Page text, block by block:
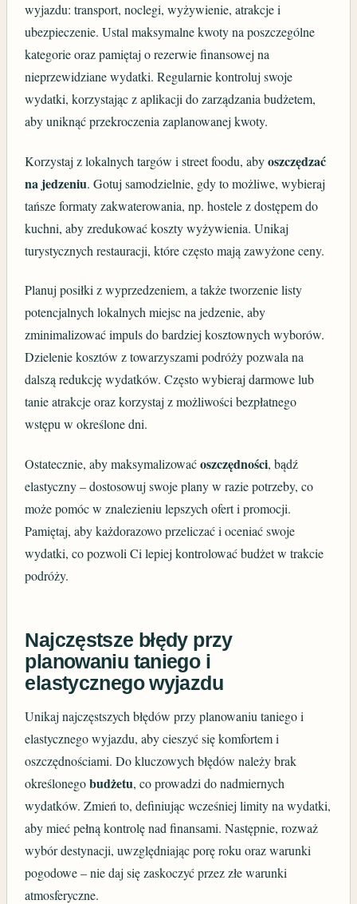
wyjazdu: transport, noclegi, wyżywienie, atrakcje i
ubezpieczenie. Ustal maksymalne kwoty na poszczególne
kategorie oraz pamiętaj o rezerwie finansowej na
nieprzewidziane wydatki. Regularnie kontroluj swoje
wydatki, korzystając z aplikacji do zarządzania budżetem,
aby uniknąć przekroczenia zaplanowanej kwoty.
Korzystaj z lokalnych targów i street foodu, abyoszczędzać
na jedzeniu. Gotuj samodzielnie, gdy to możliwe, wybieraj
tańsze formaty zakwaterowania, np. hostele z dostępem do
kuchni, aby zredukować koszty wyżywienia. Unikaj
turystycznych restauracji, które często mają zawyżone ceny.
Planuj posiłki z wyprzedzeniem, a także tworzenie listy
potencjalnych lokalnych miejsc na jedzenie, aby
zminimalizować impuls do bardziej kosztownych wyborów.
Dzielenie kosztów z towarzyszami podróży pozwala na
dalszą redukcję wydatków. Często wybieraj darmowe lub
tanie atrakcje oraz korzystaj z możliwości bezpłatnego
wstępu w określone dni.
Ostatecznie, aby maksymalizowaćoszczędności, bądź
elastyczny – dostosowuj swoje plany w razie potrzeby, co
może pomóc w znalezieniu lepszych ofert i promocji.
Pamiętaj, aby każdorazowo przeliczać i oceniać swoje
wydatki, co pozwoli Ci lepiej kontrolować budżet w trakcie
podróży.
Najczęstsze błędy przy
planowaniu taniego i
elastycznego wyjazdu
Unikaj najczęstszych błędów przy planowaniu taniego i
elastycznego wyjazdu, aby cieszyć się komfortem i
oszczędnościami. Do kluczowych błędów należy brak
określonegobudżetu, co prowadzi do nadmiernych
wydatków. Zmień to, definiując wcześniej limity na wydatki,
aby mieć pełną kontrolę nad finansami. Następnie, rozważ
wybór destynacji, uwzględniając porę roku oraz warunki
pogodowe – nie daj się zaskoczyć przez złe warunki
atmosferyczne.